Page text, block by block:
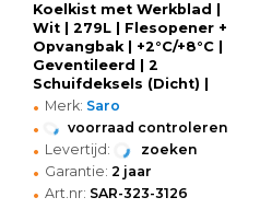
Koelkist met Werkblad |
Wit | 279L | Flesopener +
Opvangbak | +2°C/+8°C |
Geventileerd | 2
Schuifdeksels (Dicht) |
Wielen (Geremd) |
935x687x888(h)mm
• Merk: Saro
• voorraad controleren
• Levertijd: zoeken
• Garantie: 2 jaar
• Art.nr: SAR-323-3126